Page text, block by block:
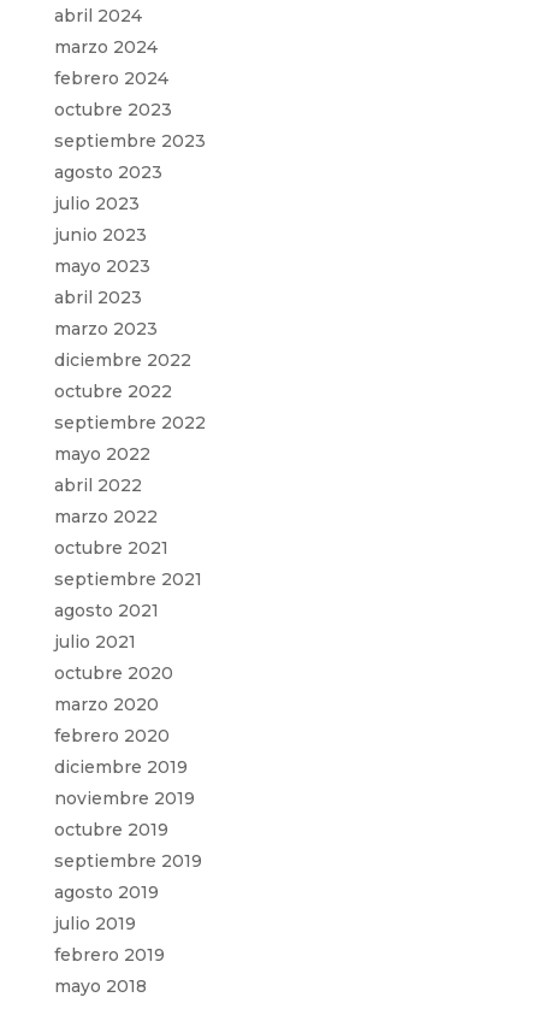
abril 2024
marzo 2024
febrero 2024
octubre 2023
septiembre 2023
agosto 2023
julio 2023
junio 2023
mayo 2023
abril 2023
marzo 2023
diciembre 2022
octubre 2022
septiembre 2022
mayo 2022
abril 2022
marzo 2022
octubre 2021
septiembre 2021
agosto 2021
julio 2021
octubre 2020
marzo 2020
febrero 2020
diciembre 2019
noviembre 2019
octubre 2019
septiembre 2019
agosto 2019
julio 2019
febrero 2019
mayo 2018